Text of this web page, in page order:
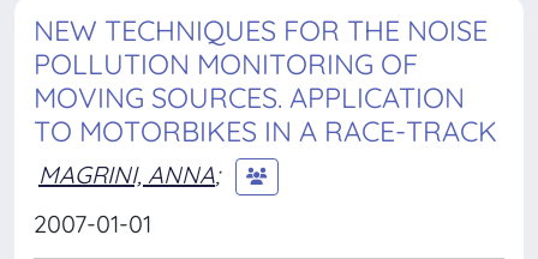
NEW TECHNIQUES FOR THE NOISE
POLLUTION MONITORING OF
MOVING SOURCES. APPLICATION
TO MOTORBIKES IN A RACE-TRACK
MAGRINI, ANNA;
2007-01-01